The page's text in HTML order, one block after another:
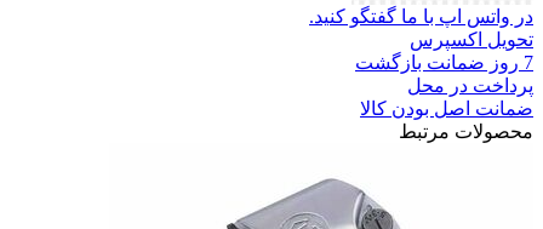
در واتس اپ با ما گفتگو کنید.
تحویل اکسپرس
7 روز ضمانت بازگشت
پرداخت در محل
ضمانت اصل بودن کالا
محصولات مرتبط